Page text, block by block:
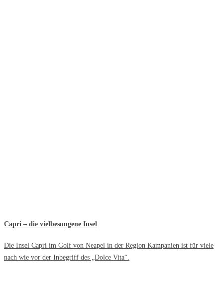
Capri – die vielbesungene Insel
Die Insel Capri im Golf von Neapel in der Region Kampanien ist für viele
nach wie vor der Inbegriff des „Dolce Vita“.